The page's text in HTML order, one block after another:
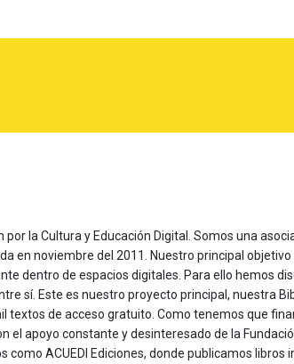
por la Cultura y Educación Digital. Somos una
en noviembre del 2011. Nuestro principal
dentro de espacios digitales. Para ello hemos
sí. Este es nuestro proyecto principal, nuestra
textos de acceso gratuito. Como tenemos que
el apoyo constante y desinteresado de la
como ACUEDI Ediciones, donde publicamos libros